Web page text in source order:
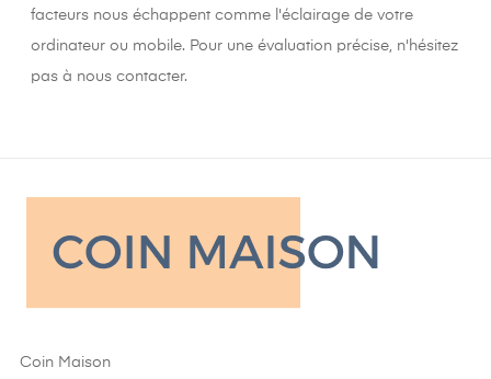
facteurs nous échappent comme l'éclairage de votre
ordinateur ou mobile. Pour une évaluation précise, n'hésitez
pas à nous contacter.
Coin Maison